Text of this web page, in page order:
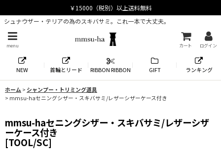
シュナウザー・テリアの為のスキバサミ。これ一本で大丈夫。
menu カート ログイン
NEW 首輪とリード RIBBON RIBBON GIFT ランキング
ホーム> シャンプー・トリミング道具
> mmsu-haセニングシザー・スキバサミ/レザーシザーケース付き
mmsu-haセニングシザー・スキバサミ/レザーシザ
ーケース付き
[TOOL/SC]